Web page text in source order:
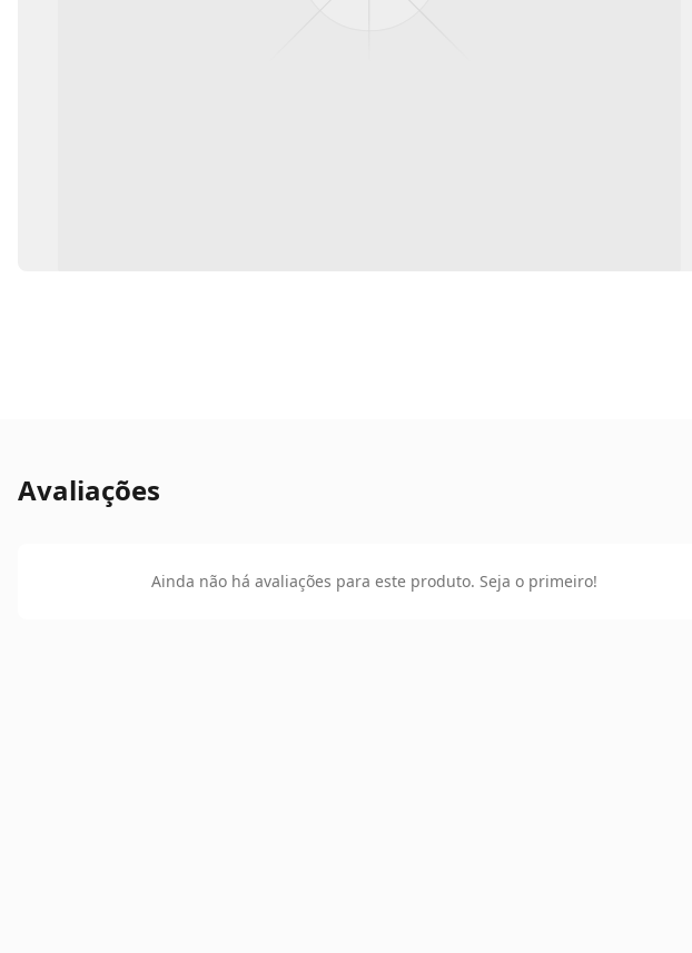
Avaliações
Ainda não há avaliações para este produto. Seja o primeiro!